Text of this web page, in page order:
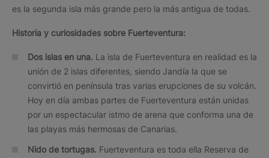
es la segunda isla más grande pero la más antigua de todas.
Historia y curiosidades sobre Fuerteventura:
Dos islas en una. La isla de Fuerteventura en realidad es la
unión de 2 islas diferentes, siendo Jandía la que se
convirtió en península tras varias erupciones de su volcán.
Hoy en día ambas partes de Fuerteventura están unidas
por un espectacular istmo de arena que conforma una de
las playas más hermosas de Canarias.
Nido de tortugas. Fuerteventura es toda ella Reserva de